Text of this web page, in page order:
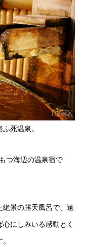
死温泉。
つ海辺の温泉宿で
絶景の露天風呂で、遠
にしみいる感動とく